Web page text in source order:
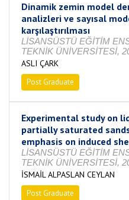
Dinamik zemin model
analizleri ve sayısal
karşılaştırılması
LİSANSÜSTÜ EĞİTİM
TEKNİK ÜNİVERSİTESİ,
ASLI ÇARK
Post Graduate
Experimental study on
partially saturated
emphasis on induced
LİSANSÜSTÜ EĞİTİM
TEKNİK ÜNİVERSİTESİ,
İSMAİL ALPASLAN CEYLAN
Post Graduate